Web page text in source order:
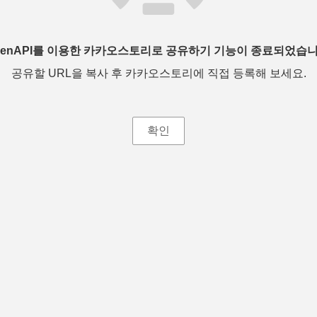
를 이용한 카카오스토리로 공유하기 기능이 종료되었습
공유할 URL을 복사 후 카카오스토리에 직접 등록해 보세요.
확인